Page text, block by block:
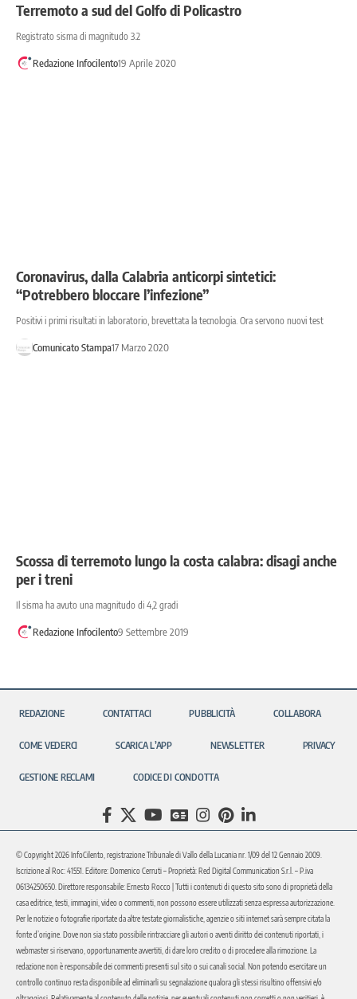
Terremoto a sud del Golfo di Policastro
Registrato sisma di magnitudo 3.2
Redazione Infocilento19 Aprile 2020
Coronavirus, dalla Calabria anticorpi sintetici:
“Potrebbero bloccare l’infezione”
Positivi i primi risultati in laboratorio, brevettata la tecnologia. Ora servono nuovi test
Comunicato Stampa17 Marzo 2020
Scossa di terremoto lungo la costa calabra: disagi anche
per i treni
Il sisma ha avuto una magnitudo di 4,2 gradi
Redazione Infocilento9 Settembre 2019
REDAZIONE CONTATTACI PUBBLICITÀ COLLABORA
COME VEDERCI SCARICA L’APP NEWSLETTER PRIVACY
GESTIONE RECLAMI CODICE DI CONDOTTA
© Copyright 2026 InfoCilento, registrazione Tribunale di Vallo della Lucania nr. 1/09 del 12 Gennaio 2009.
Iscrizione al Roc: 41551. Editore: Domenico Cerruti – Proprietà: Red Digital Communication S.r.l. – P.iva
06134250650. Direttore responsabile: Ernesto Rocco | Tutti i contenuti di questo sito sono di proprietà della
casa editrice, testi, immagini, video o commenti, non possono essere utilizzati senza espressa autorizzazione.
Per le notizie o fotografie riportate da altre testate giornalistiche, agenzie o siti internet sarà sempre citata la
fonte d’origine. Dove non sia stato possibile rintracciare gli autori o aventi diritto dei contenuti riportati, i
webmaster si riservano, opportunamente avvertiti, di dare loro credito o di procedere alla rimozione. La
redazione non è responsabile dei commenti presenti sul sito o sui canali social. Non potendo esercitare un
controllo continuo resta disponibile ad eliminarli su segnalazione qualora gli stessi risultino offensivi e/o